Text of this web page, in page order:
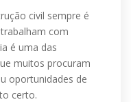
civil sempre é
com
é uma das
muitos procuram
oportunidades de
certo.